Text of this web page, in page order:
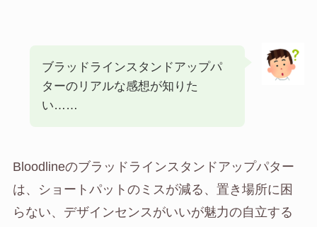
ブラッドラインスタンドアップパ
ターのリアルな感想が知りた
い……
Bloodlineのブラッドラインスタンドアップパター
は、ショートパットのミスが減る、置き場所に困
らない、デザインセンスがいいが魅力の自立する